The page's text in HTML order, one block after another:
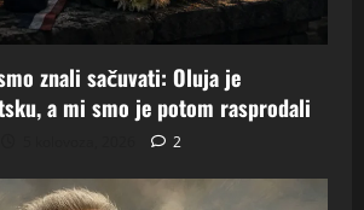
znali sačuvati: Oluja je
a mi smo je potom rasprodali
2